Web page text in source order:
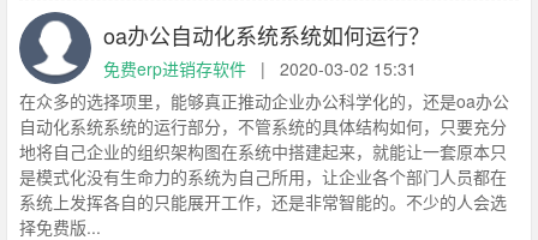
oa办公自动化系统系统如何运行？
免费erp进销存软件 |
2020-03-02 15:31
在众多的选择项里，能够真正推动企业办公科学化的，还是oa办公
自动化系统系统的运行部分，不管系统的具体结构如何，只要充分
地将自己企业的组织架构图在系统中搭建起来，就能让一套原本只
是模式化没有生命力的系统为自己所用，让企业各个部门人员都在
系统上发挥各自的只能展开工作，还是非常智能的。不少的人会选
择免费版...